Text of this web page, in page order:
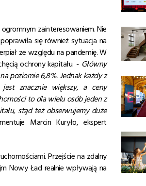
zainteresowaniem. Nie
się również sytuacja na
ze względu na pandemię. W
ochrony kapitału. - Główny
poziomie 6,8%. Jednak każdy z
znacznie większy, a ceny
to dla wielu osób jeden z
stąd też obserwujemy duże
Marcin Kuryło, ekspert
Przejście na zdalny
Nowy Ład realnie wpływają na